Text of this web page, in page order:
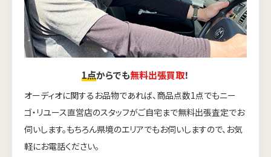
1点からでも無料出張買取！
オーディオに関するお品物であれば、商品点数1点でもニー
ゴ・リユース直営店のスタッフがご自宅まで無料出張査定でお
伺いします。もちろん県境のエリアでもお伺いしますので、お気
軽にお電話ください。